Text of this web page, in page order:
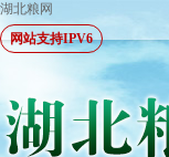
湖北粮网
网站支持IPV6